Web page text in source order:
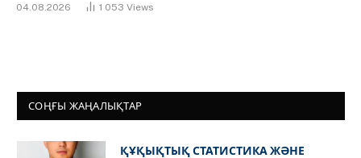
04.08.2026 1 053 Views
СОҢҒЫ ЖАҢАЛЫҚТАР
ҚҰҚЫҚТЫҚ СТАТИСТИКА ЖӘНЕ